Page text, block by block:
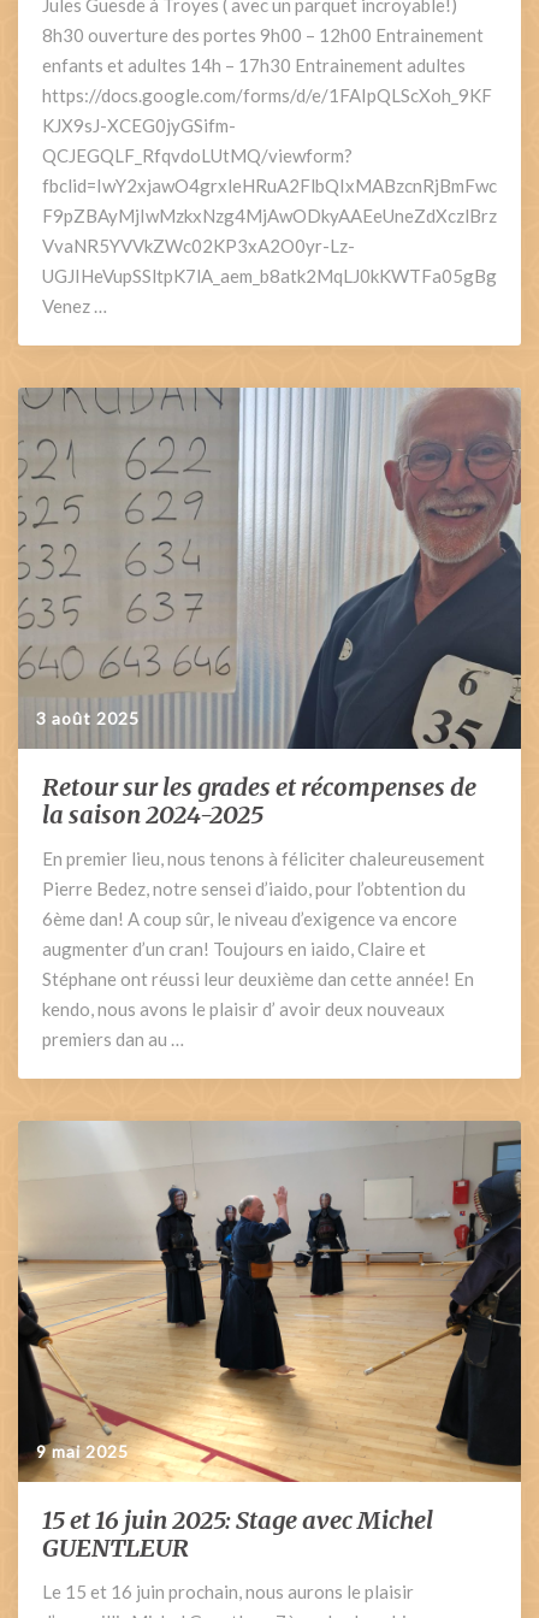
Jules Guesde à Troyes ( avec un parquet incroyable!)
8h30 ouverture des portes 9h00 – 12h00 Entrainement
enfants et adultes 14h – 17h30 Entrainement adultes
https://docs.google.com/forms/d/e/1FAIpQLScXoh_9KF
KJX9sJ-XCEG0jyGSifm-
QCJEGQLF_RfqvdoLUtMQ/viewform?
fbclid=IwY2xjawO4grxleHRuA2FlbQIxMABzcnRjBmFwc
F9pZBAyMjIwMzkxNzg4MjAwODkyAAEeUneZdXczlBrz
VvaNR5YVVkZWc02KP3xA2O0yr-Lz-
UGJIHeVupSSltpK7lA_aem_b8atk2MqLJ0kKWTFa05gBg
Venez …
3 août 2025
Retour
sur
grades
et
récompenses
de
la
saison
2024-
2025
Retour sur les grades et récompenses de
la saison 2024-2025
En premier lieu, nous tenons à féliciter chaleureusement
Pierre Bedez, notre sensei d’iaido, pour l’obtention du
6ème dan! A coup sûr, le niveau d’exigence va encore
augmenter d’un cran! Toujours en iaido, Claire et
Stéphane ont réussi leur deuxième dan cette année! En
kendo, nous avons le plaisir d’ avoir deux nouveaux
premiers dan au …
9 mai 2025
15
et
juin
15 et 16 juin 2025: Stage avec Michel
GUENTLEUR
Le 15 et 16 juin prochain, nous aurons le plaisir